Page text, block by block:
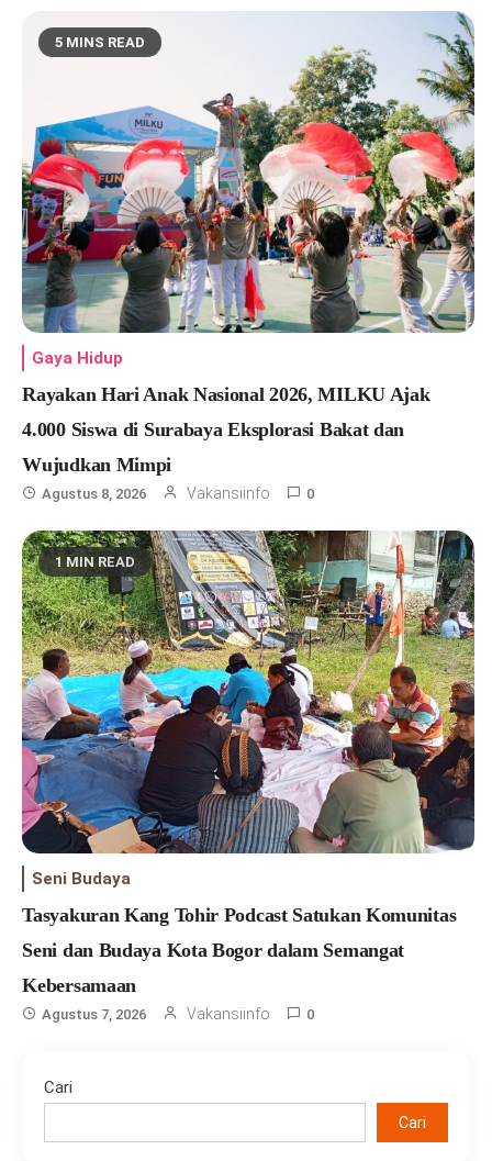
5 MINS READ
Gaya Hidup
Rayakan Hari Anak Nasional 2026, MILKU Ajak
4.000 Siswa di Surabaya Eksplorasi Bakat dan
Wujudkan Mimpi
Agustus 8, 2026 Vakansiinfo 0
1 MIN READ
Seni Budaya
Tasyakuran Kang Tohir Podcast Satukan Komunitas
Seni dan Budaya Kota Bogor dalam Semangat
Kebersamaan
Agustus 7, 2026 Vakansiinfo 0
Cari
Cari